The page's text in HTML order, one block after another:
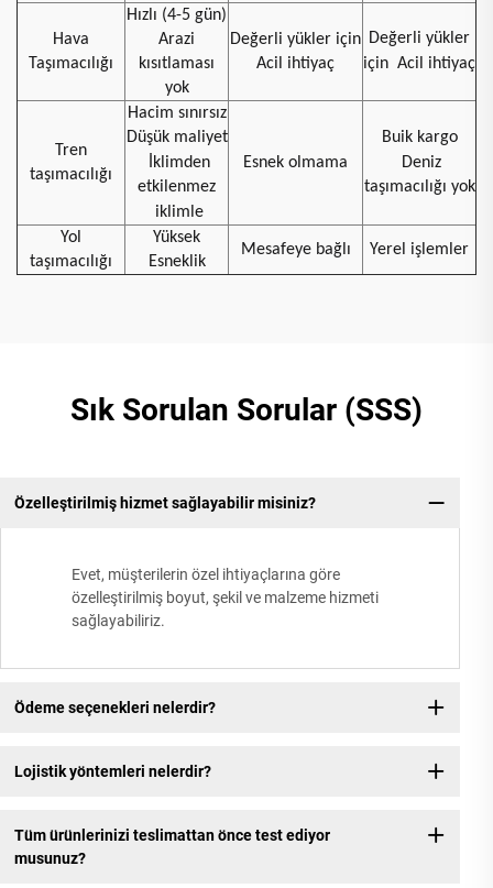
Hava
Taşımacılığı
Hızlı (4-5 gün)
Arazi
kısıtlaması
yok
Değerli yükler için
Acil ihtiyaç
Değerli yükler
için Acil ihtiyaç
Tren
taşımacılığı
Hacim sınırsız
Düşük maliyet
İklimden
etkilenmez
iklimle
Esnek olmama
Buik kargo
Deniz
taşımacılığı yok
Yol
taşımacılığı
Yüksek
Esneklik
Mesafeye bağlı Yerel işlemler
Sık Sorulan Sorular (SSS)
Özelleştirilmiş hizmet sağlayabilir misiniz?
Evet, müşterilerin özel ihtiyaçlarına göre
özelleştirilmiş boyut, şekil ve malzeme hizmeti
sağlayabiliriz.
Ödeme seçenekleri nelerdir?
Lojistik yöntemleri nelerdir?
Tüm ürünlerinizi teslimattan önce test ediyor
musunuz?